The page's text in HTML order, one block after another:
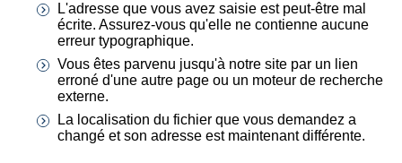
L'adresse que vous avez saisie est peut-être mal
écrite. Assurez-vous qu'elle ne contienne aucune
erreur typographique.
Vous êtes parvenu jusqu'à notre site par un lien
erroné d'une autre page ou un moteur de recherche
externe.
La localisation du fichier que vous demandez a
changé et son adresse est maintenant différente.